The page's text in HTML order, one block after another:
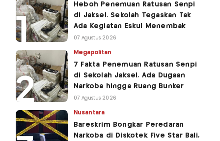
Heboh Penemuan Ratusan Senpi
di Jaksel, Sekolah Tegaskan Tak
Ada Kegiatan Eskul Menembak
07 Agustus 2026
Megapolitan
7 Fakta Penemuan Ratusan Senpi
di Sekolah Jaksel, Ada Dugaan
Narkoba hingga Ruang Bunker
07 Agustus 2026
Nusantara
Bareskrim Bongkar Peredaran
Narkoba di Diskotek Five Star Bali,